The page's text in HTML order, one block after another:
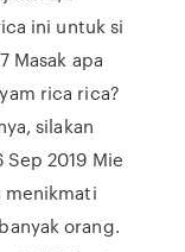
ini untuk si
Masak apa
rica rica?
silakan
2019 Mie
menikmati
orang.